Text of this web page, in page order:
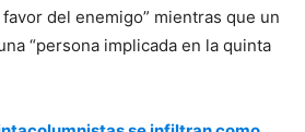
del enemigo” mientras que un
“persona implicada en la quinta